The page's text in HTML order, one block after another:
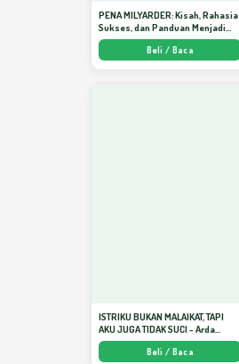
PENA MILYARDER: Kisah, Rahasia
Sukses, dan Panduan Menjadi
Penulis 1 Milyar di KBM App dari
Nol - Arda DinataBeli / Baca
ISTRIKU BUKAN MALAIKAT, TAPI
AKU JUGA TIDAK SUCI - Arda
Dinata
Beli / Baca